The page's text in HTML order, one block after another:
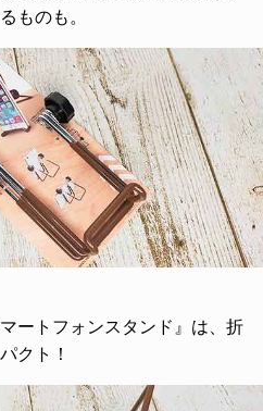
ものも。
ートフォンスタンド』は、折
クト！